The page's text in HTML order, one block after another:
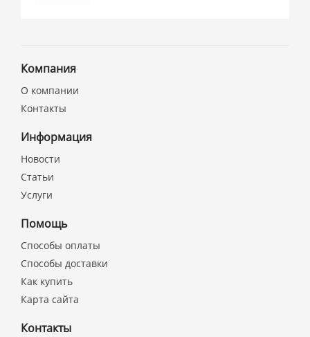
Компания
О компании
Контакты
Информация
Новости
Статьи
Услуги
Помощь
Способы оплаты
Способы доставки
Как купить
Карта сайта
Контакты